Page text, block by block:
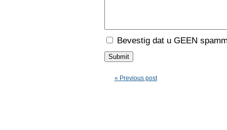
Bevestig dat u GEEN
« Previous post